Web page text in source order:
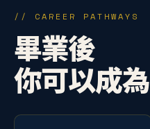
// CAREER PATHWAYS
畢業後
你可以成為